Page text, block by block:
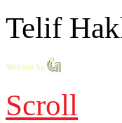
Telif
Scroll